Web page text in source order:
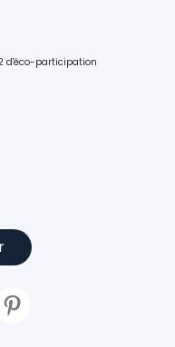
d'éco-participation